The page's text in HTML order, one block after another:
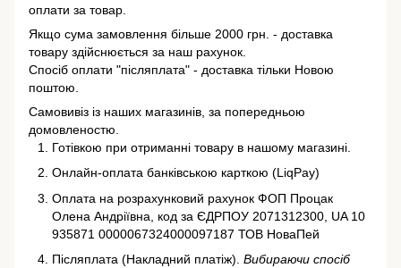
оплати за товар.
Якщо сума замовлення більше 2000 грн. - доставка
товару здійснюється за наш рахунок.
Спосіб оплати "післяплата" - доставка тільки Новою
поштою.
Самовивіз із наших магазинів, за попередньою
домовленостю.
Готівкою при отриманні товару в нашому магазині.
Онлайн-оплата банківською карткою (LiqPay)
Оплата на розрахунковий рахунок ФОП Процак
Олена Андріївна, код за ЄДРПОУ 2071312300, UA 10
935871 0000067324000097187 ТОВ НоваПей
Післяплата (Накладний платіж). Вибираючи спосіб